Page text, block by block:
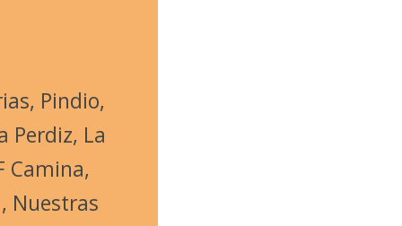
Pindio,
Perdiz, La
Camina,
Nuestras